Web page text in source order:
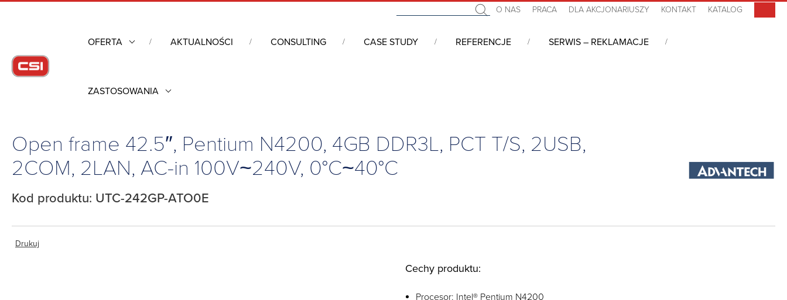
O NAS PRACA DLA AKCJONARIUSZY KONTAKT KATALOG
OFERTA AKTUALNOŚCI CONSULTING CASE STUDY REFERENCJE SERWIS – REKLAMACJE
ZASTOSOWANIA
Komputery przemysłowe
Open frame 42.5″, Pentium N4200, 4GB DDR3L, PCT T/S, 2USB,
2COM, 2LAN, AC-in 100V~240V, 0°C~40°C
Kod produktu: UTC-242GP-ATO0E
Drukuj
Cechy produktu:
Procesor: Intel® Pentium N4200